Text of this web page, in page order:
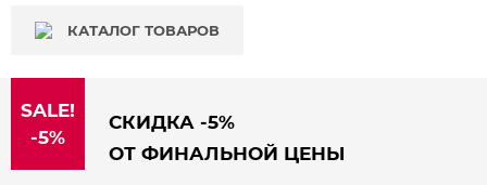
КАТАЛОГ ТОВАРОВ
SALE!
-5%
СКИДКА -5%
ОТ ФИНАЛЬНОЙ ЦЕНЫ